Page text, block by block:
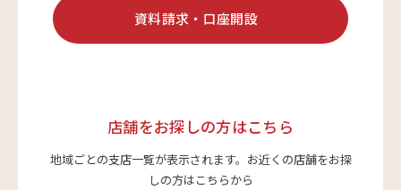
資料請求・口座開設
店舗をお探しの方はこちら
地域ごとの支店一覧が表示されます。 お近くの店舗をお探
しの方はこちらから